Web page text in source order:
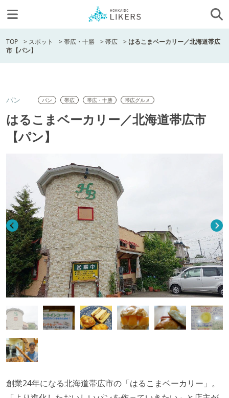
TOP > スポット >帯広・十勝 >帯広 >はるこまベーカリー／北海道帯広
市【パン】
パン パン 帯広 帯広・十勝 帯広グルメ
はるこまベーカリー／北海道帯広市
【パン】
創業24年になる北海道帯広市の「はるこまベーカリー」。